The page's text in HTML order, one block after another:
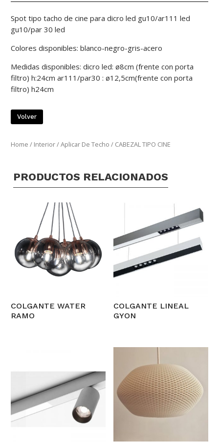
Spot tipo tacho de cine para dicro led gu10/ar111 led
gu10/par 30 led
Colores disponibles: blanco-negro-gris-acero
Medidas disponibles: dicro led: ø8cm (frente con porta
filtro) h:24cm ar111/par30 : ø12,5cm(frente con porta
filtro) h24cm
Volver
Home / Interior/Aplicar De Techo / CABEZAL TIPO CINE
PRODUCTOS RELACIONADOS
COLGANTE WATER
RAMO
COLGANTE LINEAL
GYON